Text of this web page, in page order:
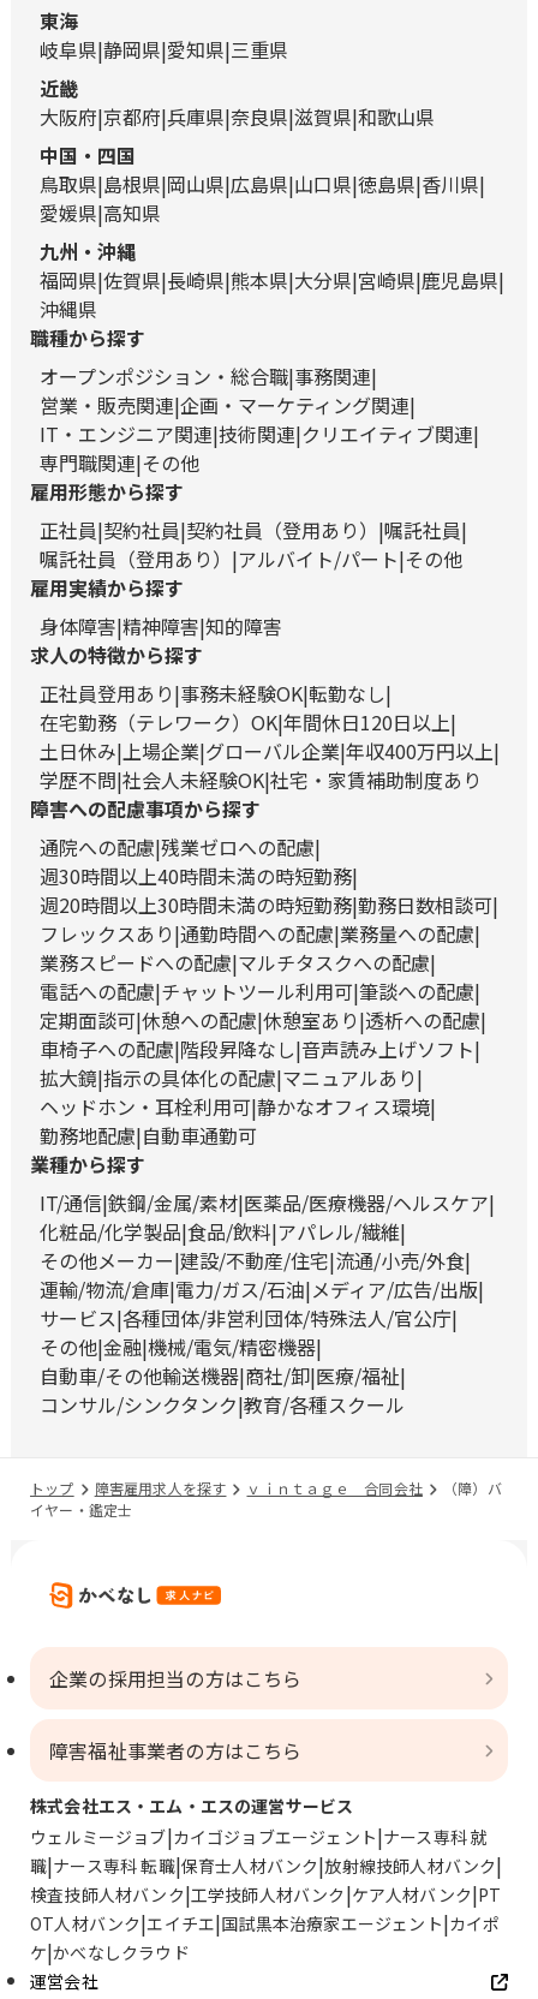
東海
岐阜県 静岡県 愛知県 三重県
近畿
大阪府 京都府 兵庫県 奈良県 滋賀県 和歌山県
中国・四国
鳥取県 島根県 岡山県 広島県 山口県 徳島県 香川県
愛媛県 高知県
九州・沖縄
福岡県 佐賀県 長崎県 熊本県 大分県 宮崎県 鹿児島県
沖縄県
職種から探す
オープンポジション・総合職 事務関連
営業・販売関連 企画・マーケティング関連
IT・エンジニア関連 技術関連 クリエイティブ関連
専門職関連 その他
雇用形態から探す
正社員 契約社員 契約社員（登用あり）
嘱託社員
嘱託社員（登用あり）
アルバイト/パート その他
雇用実績から探す
身体障害 精神障害 知的障害
求人の特徴から探す
正社員登用あり 事務未経験OK 転勤なし
在宅勤務（テレワーク）OK 年間休日120日以上
土日休み 上場企業 グローバル企業 年収400万円以上
学歴不問 社会人未経験OK 社宅・家賃補助制度あり
障害への配慮事項から探す
通院への配慮 残業ゼロへの配慮
週30時間以上40時間未満の時短勤務
週20時間以上30時間未満の時短勤務 勤務日数相談可
フレックスあり 通勤時間への配慮 業務量への配慮
業務スピードへの配慮 マルチタスクへの配慮
電話への配慮 チャットツール利用可 筆談への配慮
定期面談可 休憩への配慮 休憩室あり 透析への配慮
車椅子への配慮 階段昇降なし 音声読み上げソフト
拡大鏡 指示の具体化の配慮 マニュアルあり
ヘッドホン・耳栓利用可 静かなオフィス環境
勤務地配慮 自動車通勤可
業種から探す
IT/通信 鉄鋼/金属/素材 医薬品/医療機器/ヘルスケア
化粧品/化学製品 食品/飲料 アパレル/繊維
その他メーカー 建設/不動産/住宅 流通/小売/外食
運輸/物流/倉庫 電力/ガス/石油 メディア/広告/出版
サービス 各種団体/非営利団体/特殊法人/官公庁
その他 金融 機械/電気/精密機器
自動車/その他輸送機器 商社/卸 医療/福祉
コンサル/シンクタンク 教育/各種スクール
トップ 障害雇用求人を探す ｖｉｎｔａｇｅ 合同会社
（障）バ
イヤー・鑑定士
企業の採用担当の方はこちら
障害福祉事業者の方はこちら
株式会社エス・エム・エスの運営サービス
ウェルミージョブ カイゴジョブエージェント ナース専科 就
職 ナース専科 転職 保育士人材バンク 放射線技師人材バンク
検査技師人材バンク 工学技師人材バンク ケア人材バンク PT
OT人材バンク エイチエ 国試黒本治療家エージェント カイポ
ケ かべなしクラウド
運営会社